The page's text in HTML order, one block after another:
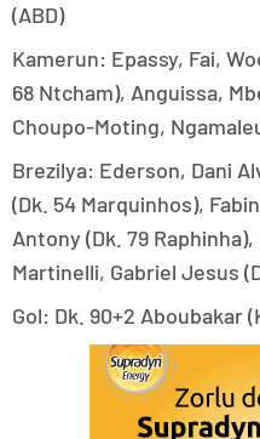
(ABD)
Kamerun: Epassy, Fai,
68 Ntcham), Anguissa,
Choupo-Moting,
Brezilya: Ederson, Dani
(Dk. 54 Marquinhos),
Antony (Dk. 79
Martinelli, Gabriel Jesus
Gol: Dk. 90+2 Aboubakar